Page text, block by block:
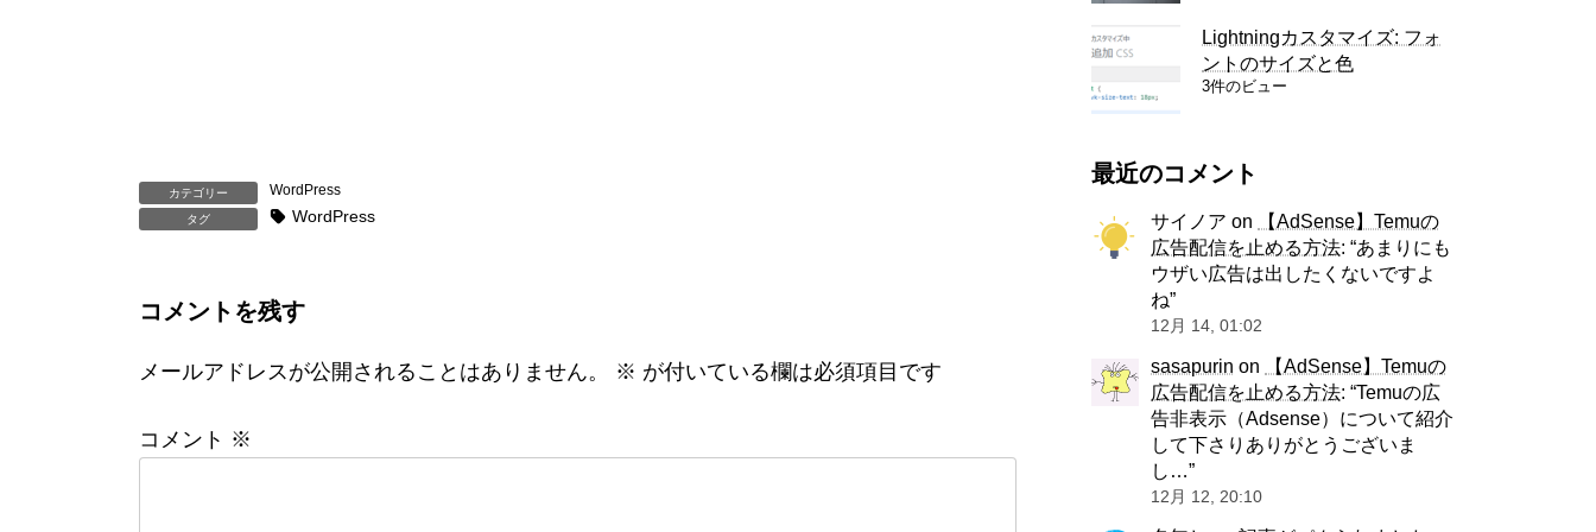
カテゴリー WordPress
タグ WordPress
コメントを残す
メールアドレスが公開されることはありません。 ※ が付いている欄は必須項目です
コメント ※
Lightningカスタマイズ: フォ
ントのサイズと色
3件のビュー
最近のコメント
サイノア on
【AdSense】Temuの
広告配信を止める方法: “あまりにも
ウザい広告は出したくないですよ
ね”
12月 14, 01:02
sasapurin on
【AdSense】Temuの
広告配信を止める方法: “Temuの広
告非表示（Adsense）について紹介
して下さりありがとうございま
し…”
12月 12, 20:10